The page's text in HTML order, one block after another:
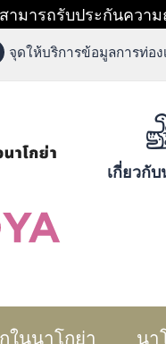
ามารถรับประกันความ
จุดให้บริการข้อมูลการท่อง
เกี่ยวกั
ในนาโกย่า นา